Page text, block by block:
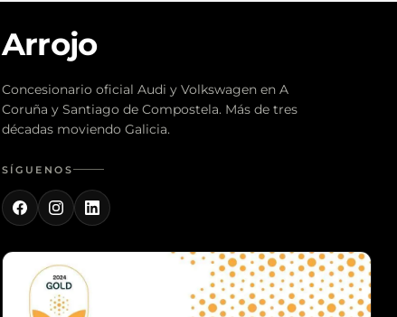
Arrojo
Concesionario oficial Audi y Volkswagen en A
Coruña y Santiago de Compostela. Más de tres
décadas moviendo Galicia.
SÍGUENOS